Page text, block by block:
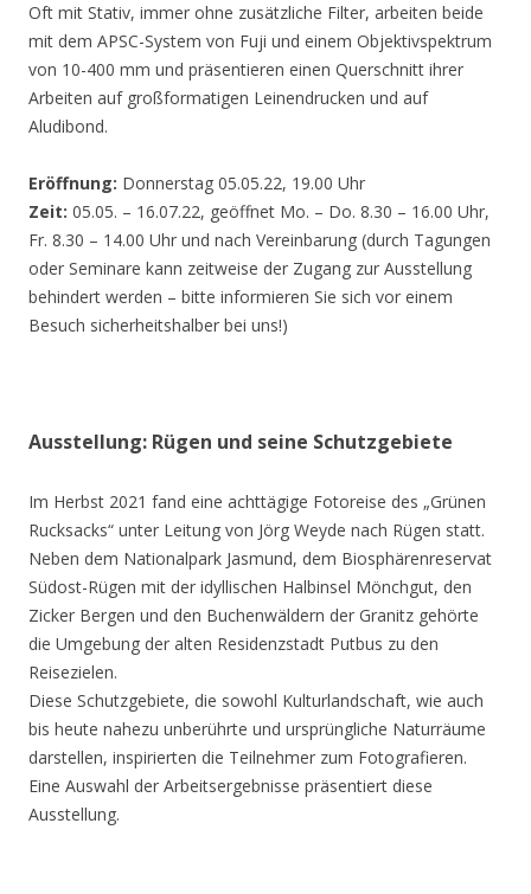
Oft mit Stativ, immer ohne zusätzliche Filter, arbeiten beide
mit dem APSC-System von Fuji und einem Objektivspektrum
von 10-400 mm und präsentieren einen Querschnitt ihrer
Arbeiten auf großformatigen Leinendrucken und auf
Aludibond.
Eröffnung: Donnerstag 05.05.22, 19.00 Uhr
Zeit: 05.05. – 16.07.22, geöffnet Mo. – Do. 8.30 – 16.00 Uhr,
Fr. 8.30 – 14.00 Uhr und nach Vereinbarung (durch Tagungen
oder Seminare kann zeitweise der Zugang zur Ausstellung
behindert werden – bitte informieren Sie sich vor einem
Besuch sicherheitshalber bei uns!)
Ausstellung: Rügen und seine Schutzgebiete
Im Herbst 2021 fand eine achttägige Fotoreise des „Grünen
Rucksacks“ unter Leitung von Jörg Weyde nach Rügen statt.
Neben dem Nationalpark Jasmund, dem Biosphärenreservat
Südost-Rügen mit der idyllischen Halbinsel Mönchgut, den
Zicker Bergen und den Buchenwäldern der Granitz gehörte
die Umgebung der alten Residenzstadt Putbus zu den
Reisezielen.
Diese Schutzgebiete, die sowohl Kulturlandschaft, wie auch
bis heute nahezu unberührte und ursprüngliche Naturräume
darstellen, inspirierten die Teilnehmer zum Fotografieren.
Eine Auswahl der Arbeitsergebnisse präsentiert diese
Ausstellung.